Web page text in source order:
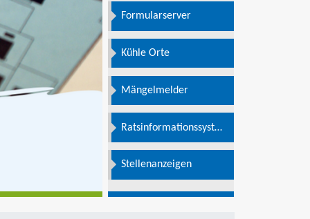
Formularserver
Kühle Orte
Mängelmelder
Ratsinformationssystem
Stellenanzeigen